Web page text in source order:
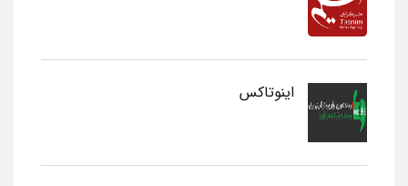
اینوتاکس